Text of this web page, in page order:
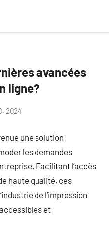
avancées
ligne?
2024
une solution
les demandes
Facilitant l’accès
haute qualité, ces
de l’impression
et